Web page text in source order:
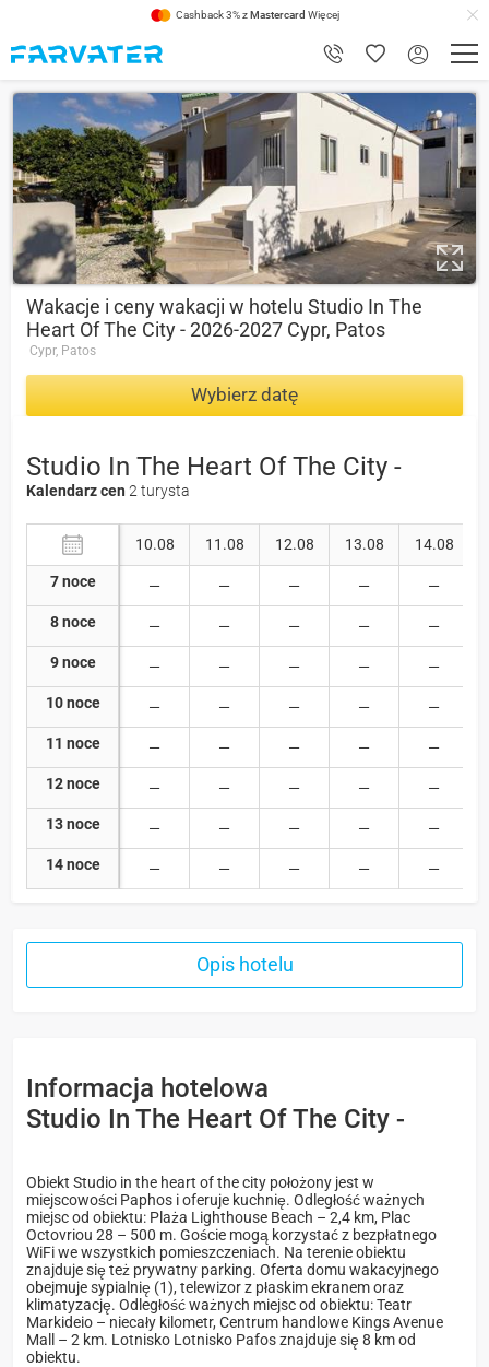
Cashback 3% zMastercard Więcej
9
Wakacje i ceny wakacji w hotelu Studio In The
Heart Of The City - 2026-2027 Cypr, Patos
Cypr, Patos
Wybierz datę
Studio In The Heart Of The City -
Kalendarz cen 2 turysta
7 noce
8 noce
9 noce
10 noce
11 noce
12 noce
13 noce
14 noce
10.08 11.08 12.08 13.08 14.08
Opis hotelu
Informacja hotelowa
Studio In The Heart Of The City -
Obiekt Studio in the heart of the city położony jest w
miejscowości Paphos i oferuje kuchnię. Odległość ważnych
miejsc od obiektu: Plaża Lighthouse Beach – 2,4 km, Plac
Octovriou 28 – 500 m. Goście mogą korzystać z bezpłatnego
WiFi we wszystkich pomieszczeniach. Na terenie obiektu
znajduje się też prywatny parking. Oferta domu wakacyjnego
obejmuje sypialnię (1), telewizor z płaskim ekranem oraz
klimatyzację. Odległość ważnych miejsc od obiektu: Teatr
Markideio – niecały kilometr, Centrum handlowe Kings Avenue
Mall – 2 km. Lotnisko Lotnisko Pafos znajduje się 8 km od
obiektu.